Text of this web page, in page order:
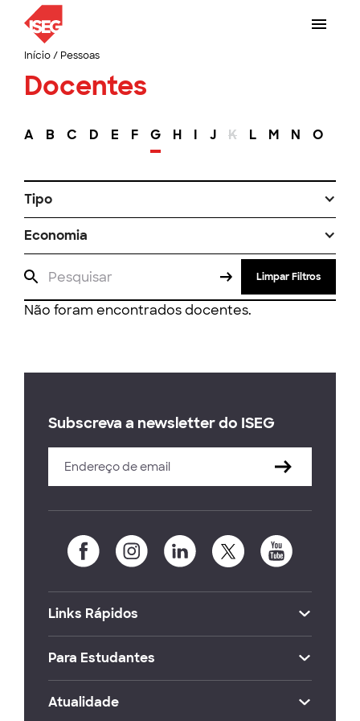
Início/ Pessoas
Docentes
A B C D E F G H I J K L M N O
Tipo
Economia
Limpar Filtros
Não foram encontrados docentes.
Subscreva a newsletter do ISEG
Links Rápidos
Para Estudantes
Atualidade